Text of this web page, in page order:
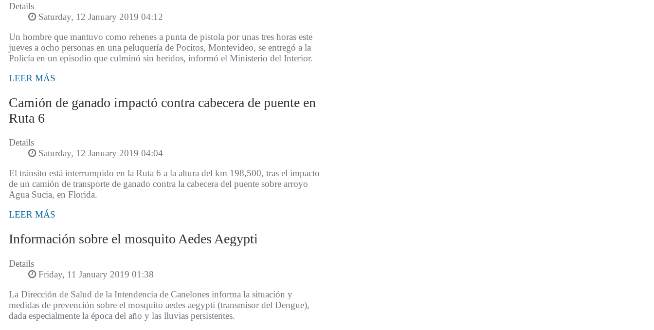
Details
Saturday, 12 January 2019 04:12
Un hombre que mantuvo como rehenes a punta de pistola por unas tres horas este
jueves a ocho personas en una peluquería de Pocitos, Montevideo, se entregó a la
Policía en un episodio que culminó sin heridos, informó el Ministerio del Interior.
LEER MÁS
Camión de ganado impactó contra cabecera de puente en
Ruta 6
Details
Saturday, 12 January 2019 04:04
El tránsito está interrumpido en la Ruta 6 a la altura del km 198,500, tras el impacto
de un camión de transporte de ganado contra la cabecera del puente sobre arroyo
Agua Sucia, en Florida.
LEER MÁS
Información sobre el mosquito Aedes Aegypti
Details
Friday, 11 January 2019 01:38
La Dirección de Salud de la Intendencia de Canelones informa la situación y
medidas de prevención sobre el mosquito aedes aegypti (transmisor del Dengue),
dada especialmente la época del año y las lluvias persistentes.